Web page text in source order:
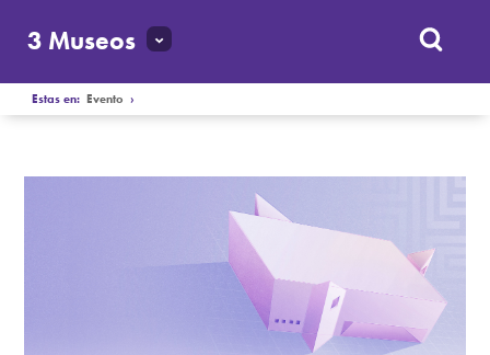
3 Museos
Estas en:Evento ›